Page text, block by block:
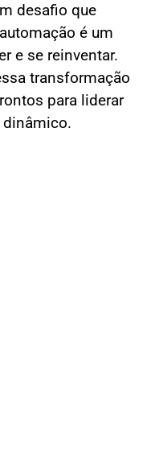
desafio que
é um
e se reinventar.
transformação
para liderar
dinâmico.